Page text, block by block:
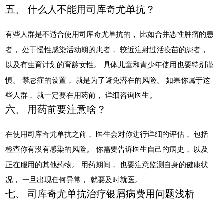
五、 什么人不能用司库奇尤单抗？
有些人群是不适合使用司库奇尤单抗的， 比如合并恶性肿瘤的患
者， 处于慢性感染活动期的患者， 较近注射过活疫苗的患者，
以及有生育计划的育龄女性。 具体儿童和青少年使用也要特别谨
慎。 禁忌症的设置， 就是为了避免潜在的风险。 如果你属于这
些人群， 就一定要在用药前， 详细咨询医生。
六、 用药前要注意啥？
在使用司库奇尤单抗之前， 医生会对你进行详细的评估， 包括
检查你有没有感染的风险。 你需要告诉医生自己的病史， 以及
正在服用的其他药物。 用药期间， 也要注意监测自身的健康状
况， 一旦出现任何异常， 就要及时就医。
七、 司库奇尤单抗治疗银屑病费用问题浅析